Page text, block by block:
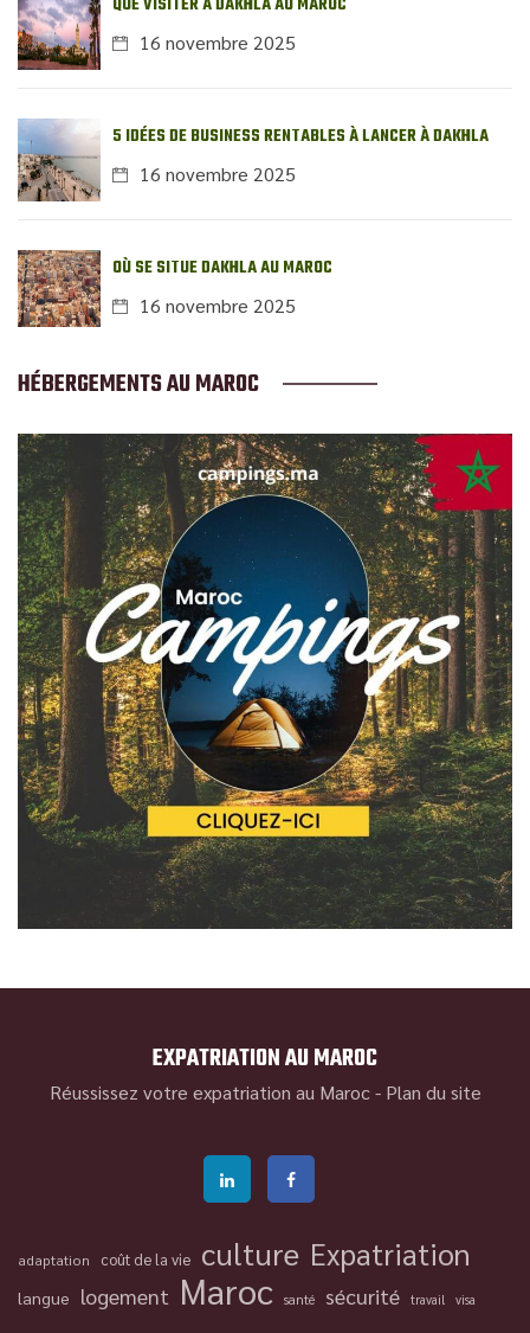
QUE VISITER À DAKHLA AU MAROC
16 novembre 2025
5 IDÉES DE BUSINESS RENTABLES À LANCER À DAKHLA
16 novembre 2025
OÙ SE SITUE DAKHLA AU MAROC
16 novembre 2025
HÉBERGEMENTS AU MAROC
EXPATRIATION AU MAROC
Réussissez votre expatriation au Maroc - Plan du site
adaptation coût de la vie culture Expatriation
langue logement Maroc santé sécurité travail visa